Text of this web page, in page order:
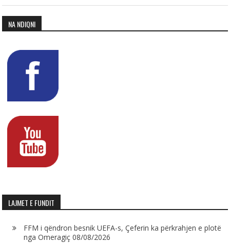
NA NDIQNI
LAJMET E FUNDIT
FFM i qëndron besnik UEFA-s, Çeferin ka përkrahjen e plotë
nga Omeragiç 08/08/2026